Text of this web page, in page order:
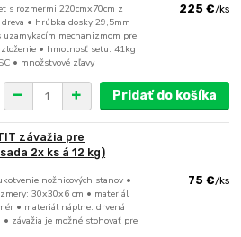
s rozmermi 220cmx70cm z
• hrúbka dosky 29,5mm
mechanizmom pre
• hmotnosť setu: 41kg
• množstvové zľavy
225 €/ks
Pridať do košíka
závažia pre
2x ks á 12 kg)
nožnicových stanov •
30x30x6 cm • materiál
• materiál náplne: drvená
závažia je možné stohovať pre
75 €/ks